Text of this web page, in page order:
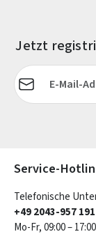
Jetzt
E-Mail-Adresse*
Service-
Telefonische
+49 2043-957
Mo-Fr, 09:00 –